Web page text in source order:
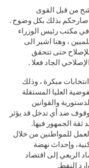
من قبل القوى
بذلك بكل وضوح .
مكتب رئيس الوزراء
، وهنا اشير الى
حتى تتحقق
الجاد فعلا .
مبكرة ، وذلك
العليا المستقلة
والقوانين
ضد أي تدخل قد يؤثر
ثقة الجمهور فيها.
للمواطنين من خلال
وإحداث نهضة
الريعي إلى اقتصاد
النفط.